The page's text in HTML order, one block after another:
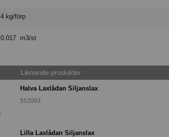
4 kg/förp
0.017 m3/st
Liknande produkter
Halva Laxlådan Siljanslax
552003
Lilla Laxlådan Siljanslax